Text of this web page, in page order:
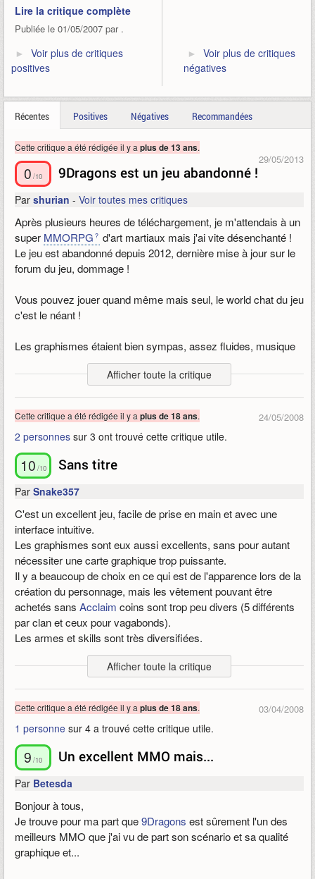
Lire la critique complète
Publiée le 01/05/2007 par .
Voir plus de critiques
positives
Voir plus de critiques
négatives
Récentes Positives Négatives Recommandées
29/05/2013
Cette critique a été rédigée il y a plus de 13 ans.
0 /10 9Dragons est un jeu abandonné !
Par shurian - Voir toutes mes critiques
Après plusieurs heures de téléchargement, je m'attendais à un
super MMORPG
d'art martiaux mais j'ai vite désenchanté !
Le jeu est abandonné depuis 2012, dernière mise à jour sur le
forum du jeu, dommage !
Vous pouvez jouer quand même mais seul, le world chat du jeu
c'est le néant !
Les graphismes étaient bien sympas, assez fluides, musique
non prise de tête.
shaolin, et 5 ou 6 autres dont le mendiant, évoluer en
s'entrainant faire des quêtes jusqu'aulevel
15 bien que le jeu
pouvait aller jusqu'à 150 ! Je me demande ce qu'un jeu
abandonné et laissé à l'abandon reste bien noté.
Les quêtes se bloquent au level 15, après plus moyen de jouer,
AucunGM .9Dragonsa fait son temps mais pas aussi bon
MMORPG que ça, pour avoir plus de joueurs sur le surface.
Tous ont monté 150 aussi vite ?
Dans le forum, le GM parlait de problème de population et
d'une fusion, les joueurs HL proposaient leurs services pour
être modo et avaient peur qu'il y avait plus aucun nouveau
membre !
9Dragons a fermé ses portes sans vraiment les fermer et nous
laisser sur notre faim, je me demande pourquoi et comment
Enfin voilà, je vous conseil de passer votre chemin et de ne
pas attendre des heures pour rien !
Afficher toute la critique
24/05/2008
Cette critique a été rédigée il y a plus de 18 ans.
2 personnes sur 3 ont trouvé cette critique utile.
10 /10 Sans titre
Par Snake357
C'est un excellent jeu, facile de prise en main et avec une
interface intuitive.
Les graphismes sont eux aussi excellents, sans pour autant
nécessiter une carte graphique trop puissante.
Il y a beaucoup de choix en ce qui est de l'apparence lors de la
création du personnage, mais les vêtement pouvant être
achetés sans Acclaim coins sont trop peu divers (5 différents
par clan et ceux pour vagabonds).
Les armes et skills sont très diversifiées.
et le système de karma sont très bien pensés. Un jeu
qui aurait été presque parfait avec une petite dose de PK
Publié le 24/05/2008 15:40, modifié le 24/05/2008 16:01
Afficher toute la critique
03/04/2008
Cette critique a été rédigée il y a plus de 18 ans.
1 personne sur 4 a trouvé cette critique utile.
9 /10 Un excellent MMO mais...
Par Betesda
Bonjour à tous,
Je trouve pour ma part que9Dragons est sûrement l'un des
meilleurs MMO que j'ai vu de part son scénario et sa qualité
graphique et...